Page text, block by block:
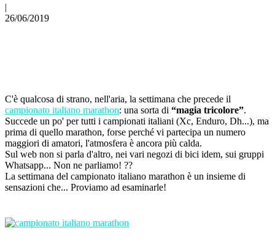
26/06/2019
C'è qualcosa di strano, nell'aria, la settimana che precede il
campionato italiano marathon: una sorta di “magia tricolore”.
Succede un po' per tutti i campionati italiani (Xc, Enduro, Dh...), ma
prima di quello marathon, forse perché vi partecipa un numero
maggiori di amatori, l'atmosfera è ancora più calda.
Sul web non si parla d'altro, nei vari negozi di bici idem, sui gruppi
Whatsapp... Non ne parliamo! ??
La settimana del campionato italiano marathon è un insieme di
sensazioni che... Proviamo ad esaminarle!